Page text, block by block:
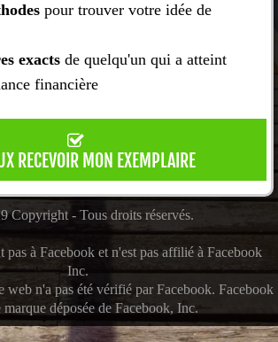
pour trouver votre idée de
exactsde quelqu'un qui a atteint
financière
RECEVOIR MON EXEMPLAIRE
Copyright - Tous droits réservés.
pas à Facebook et n'est pas affilié à Facebook
Inc.
web n'a pas été vérifié par Facebook. Facebook
marque déposée de Facebook, Inc.